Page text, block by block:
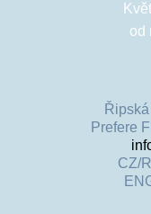
od
Prefere
CZ/